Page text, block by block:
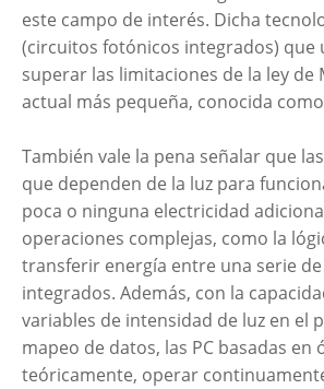
este campo de interés. Dicha
(circuitos fotónicos integrados) que
superar las limitaciones de la ley de
actual más pequeña, conocida
También vale la pena señalar que
que dependen de la luz para
poca o ninguna electricidad
operaciones complejas, como la
transferir energía entre una serie
integrados. Además, con la
variables de intensidad de luz en el
mapeo de datos, las PC basadas en
teóricamente, operar